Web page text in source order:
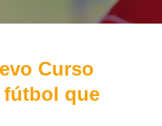
Curso
fútbol que